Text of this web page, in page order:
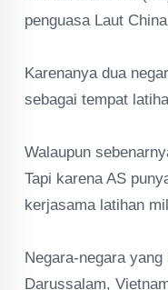
penguasa Laut
‎Karenanya dua
sebagai tempat
‎Walaupun
Tapi karena AS
kerjasama latihan
‎Negara-negara
Darussalam,